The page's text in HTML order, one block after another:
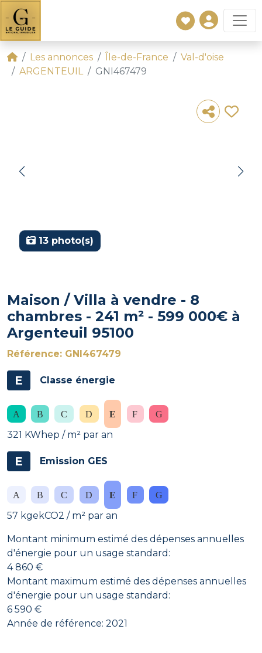
Les annonces Île-de-France
Val-d'oise
ARGENTEUIL
GNI467479
13 photo(s)
Maison / Villa à vendre - 8
chambres - 241 m² - 599 000€ à
Argenteuil 95100
Référence: GNI467479
E Classe énergie
321 KWhep / m² par an
E Emission GES
57 kgekCO2 / m² par an
Montant minimum estimé des dépenses annuelles
d'énergie pour un usage standard:
4 860 €
Montant maximum estimé des dépenses annuelles
d'énergie pour un usage standard:
6 590 €
Année de référence: 2021